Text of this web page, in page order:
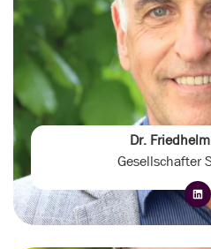
Dr.
Gesellschafter